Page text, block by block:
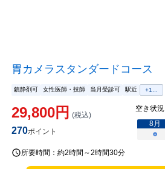
胃カメラスタンダードコース
鎮静剤可 女性医師・技師 当月受診可 駅近 +1...
29,800円 (税込)
270ポイント
空き状況
8月
○
所要時間： 約2時間～2時間30分